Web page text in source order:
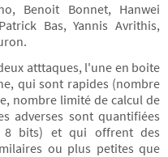
Benoit Bonnet, Hanwei
Bas, Yannis Avrithis,
atttaques, l'une en boite
qui sont rapides (nombre
nombre limité de calcul de
adverses sont quantifiées
8 bits) et qui offrent des
ou plus petites que